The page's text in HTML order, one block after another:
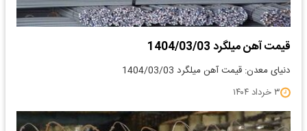
قیمت آهن میلگرد 1404/03/03
دنیای معدن: قیمت آهن میلگرد 1404/03/03
۳ خرداد ۱۴۰۴